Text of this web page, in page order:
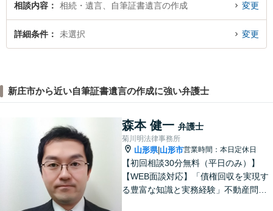
相談内容 相続・遺言、自筆証書遺言の作成 変更
詳細条件 未選択 変更
新庄市から近い自筆証書遺言の作成に強い弁護士
森本 健一 弁護士
菊川明法律事務所
山形県| 山形市営業時間：本日定休日
【初回相談30分無料（平日のみ）】
【WEB面談対応】「債権回収を実現す
る豊富な知識と実務経験」不動産問